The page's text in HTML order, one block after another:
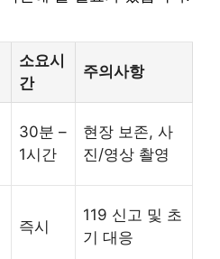
소요시
간
주의사항
30분 –
1시간
현장 보존, 사
진/영상 촬영
즉시
119 신고 및 초
기 대응